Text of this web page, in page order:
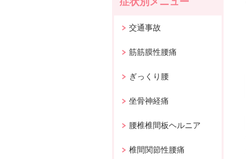
交通事故
筋筋膜性腰痛
ぎっくり腰
坐骨神経痛
腰椎椎間板ヘルニア
椎間関節性腰痛